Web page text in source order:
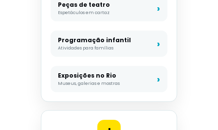
Peças de teatro
Espetáculos em cartaz
Programação infantil
Atividades para famílias
Exposições no Rio
Museus, galerias e mostras